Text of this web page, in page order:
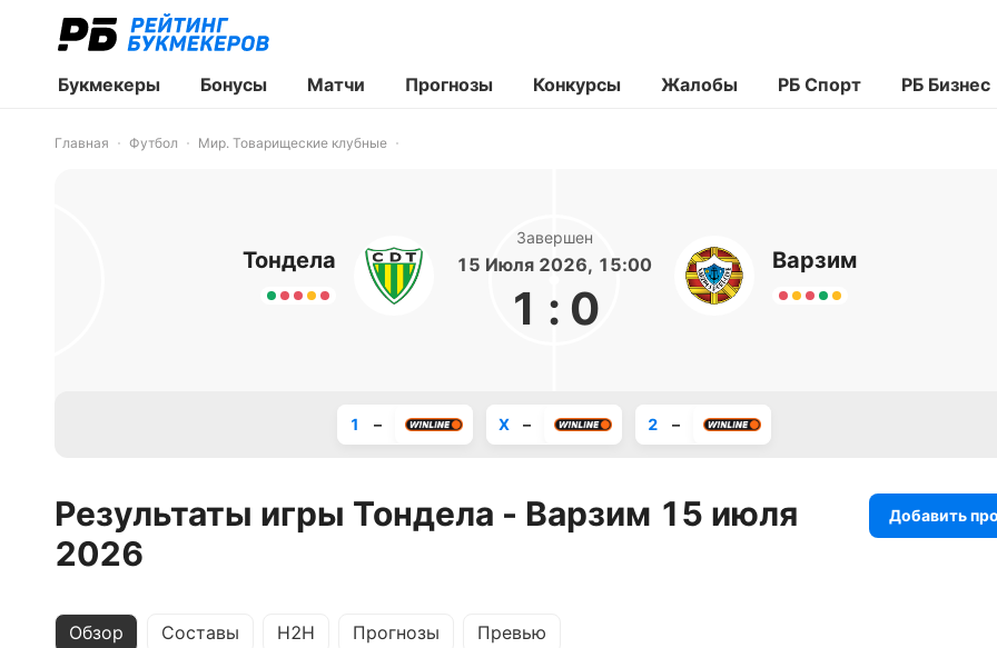
Букмекеры Бонусы Матчи Прогнозы Конкурсы Жалобы РБ Спорт РБ Бизнес
Главная Футбол Мир. Товарищеские клубные
Тондела
Завершен
15 Июля 2026, 15:00
1 : 0
Варзим
1 – X – 2 –
Результаты игры Тондела - Варзим 15 июля
2026
Добавить
Обзор Составы H2H Прогнозы Превью